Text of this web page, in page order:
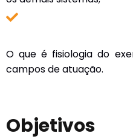
O que é fisiologia do
campos de atuação.
Objetivos